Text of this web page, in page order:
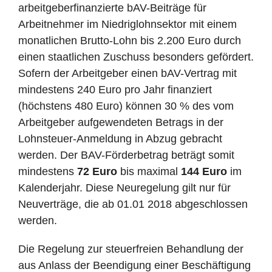
arbeitgeberfinanzierte bAV-Beiträge für
Arbeitnehmer im Niedriglohnsektor mit einem
monatlichen Brutto-Lohn bis 2.200 Euro durch
einen staatlichen Zuschuss besonders gefördert.
Sofern der Arbeitgeber einen bAV-Vertrag mit
mindestens 240 Euro pro Jahr finanziert
(höchstens 480 Euro) können 30 % des vom
Arbeitgeber aufgewendeten Betrags in der
Lohnsteuer-Anmeldung in Abzug gebracht
werden. Der BAV-Förderbetrag beträgt somit
mindestens 72 Euro bis maximal 144 Euro im
Kalenderjahr. Diese Neuregelung gilt nur für
Neuverträge, die ab 01.01 2018 abgeschlossen
werden.
Die Regelung zur steuerfreien Behandlung der
aus Anlass der Beendigung einer Beschäftigung